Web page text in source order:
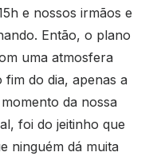
e nossos irmãos e
Então, o plano
uma atmosfera
fim do dia, apenas a
da nossa
foi do jeitinho que
ninguém dá muita